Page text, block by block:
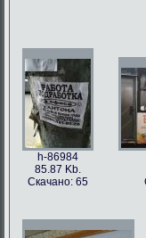
h-86984
85.87 Kb.
Скачано: 65